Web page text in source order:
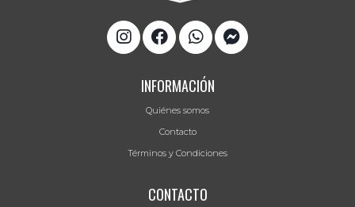
INFORMACIÓN
Quiénes somos
Contacto
Términos y Condiciones
CONTACTO